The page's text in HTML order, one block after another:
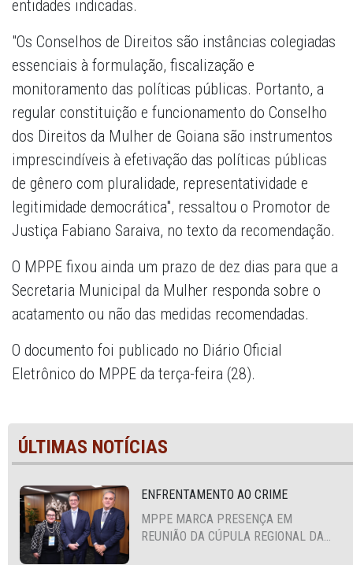
entidades indicadas.
"Os Conselhos de Direitos são instâncias colegiadas
essenciais à formulação, fiscalização e
monitoramento das políticas públicas. Portanto, a
regular constituição e funcionamento do Conselho
dos Direitos da Mulher de Goiana são instrumentos
imprescindíveis à efetivação das políticas públicas
de gênero com pluralidade, representatividade e
legitimidade democrática", ressaltou o Promotor de
Justiça Fabiano Saraiva, no texto da recomendação.
O MPPE fixou ainda um prazo de dez dias para que a
Secretaria Municipal da Mulher responda sobre o
acatamento ou não das medidas recomendadas.
O documento foi publicado no Diário Oficial
Eletrônico do MPPE da terça-feira (28).
ÚLTIMAS NOTÍCIAS
ENFRENTAMENTO AO CRIME
MPPE MARCA PRESENÇA EM
REUNIÃO DA CÚPULA REGIONAL DA